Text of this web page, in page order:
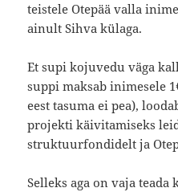
teistele Otepää valla
ainult Sihva külaga.
Et supi kojuvedu väga
suppi maksab inimesele
eest tasuma ei pea),
projekti käivitamiseks
struktuurfondidelt ja
Selleks aga on vaja